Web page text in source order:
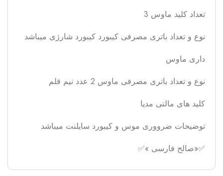
تعداد کلید ماوس 3
نوع و تعداد باتری مصرفی کیبورد کیبورد شارژی میباشد
داری ماوس
نوع و تعداد باتری مصرفی ماوس 2 عدد نیم قلم
کلید های مالتی مدیا
توضیحات ضرووری موس و کیبورد سایلنت میباشد
✅«صالح فارسی »✅